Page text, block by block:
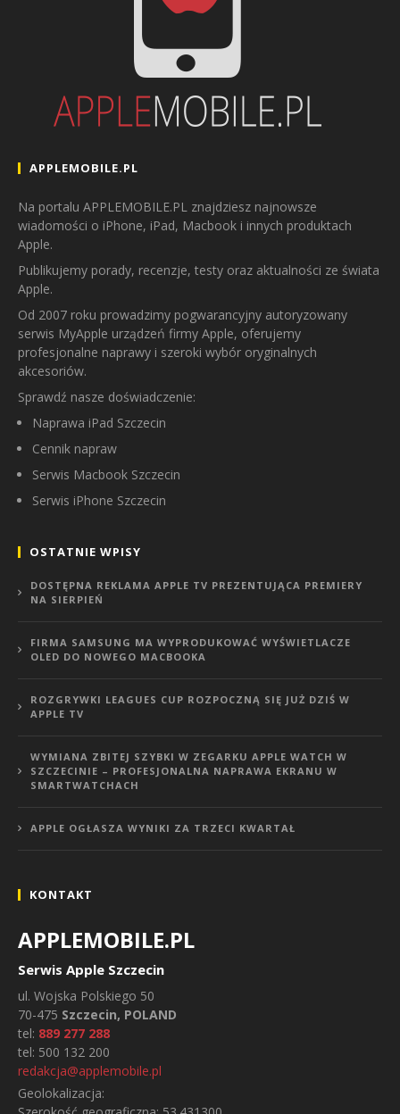
APPLEMOBILE.PL
Na portalu APPLEMOBILE.PL znajdziesz najnowsze
wiadomości o iPhone, iPad, Macbook i innych produktach
Apple.
Publikujemy porady, recenzje, testy oraz aktualności ze świata
Apple.
Od 2007 roku prowadzimy pogwarancyjny autoryzowany
serwis MyApple urządzeń firmy Apple, oferujemy
profesjonalne naprawy i szeroki wybór oryginalnych
akcesoriów.
Sprawdź nasze doświadczenie:
Naprawa iPad Szczecin
Cennik napraw
Serwis Macbook Szczecin
Serwis iPhone Szczecin
OSTATNIE WPISY
DOSTĘPNA REKLAMA APPLE TV PREZENTUJĄCA PREMIERY
NA SIERPIEŃ
FIRMA SAMSUNG MA WYPRODUKOWAĆ WYŚWIETLACZE
OLED DO NOWEGO MACBOOKA
ROZGRYWKI LEAGUES CUP ROZPOCZNĄ SIĘ JUŻ DZIŚ W
APPLE TV
WYMIANA ZBITEJ SZYBKI W ZEGARKU APPLE WATCH W
SZCZECINIE – PROFESJONALNA NAPRAWA EKRANU W
SMARTWATCHACH
APPLE OGŁASZA WYNIKI ZA TRZECI KWARTAŁ
KONTAKT
APPLEMOBILE.PL
Serwis Apple Szczecin
ul. Wojska Polskiego 50
70-475 Szczecin, POLAND
tel: 889 277 288
tel: 500 132 200
redakcja@applemobile.pl
Geolokalizacja: